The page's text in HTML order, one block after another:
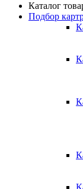
Каталог
Подбор